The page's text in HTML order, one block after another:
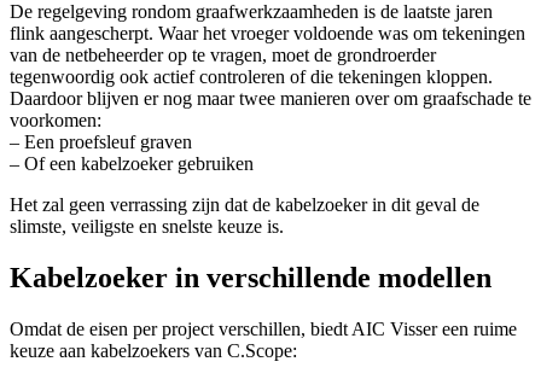
De regelgeving rondom graafwerkzaamheden is de laatste jaren
flink aangescherpt. Waar het vroeger voldoende was om tekeningen
van de netbeheerder op te vragen, moet de grondroerder
tegenwoordig ook actief controleren of die tekeningen kloppen.
Daardoor blijven er nog maar twee manieren over om graafschade te
voorkomen:
– Een proefsleuf graven
– Of een kabelzoeker gebruiken
Het zal geen verrassing zijn dat de kabelzoeker in dit geval de
slimste, veiligste en snelste keuze is.
Kabelzoeker in verschillende modellen
Omdat de eisen per project verschillen, biedt AIC Visser een ruime
keuze aan kabelzoekers van C.Scope: